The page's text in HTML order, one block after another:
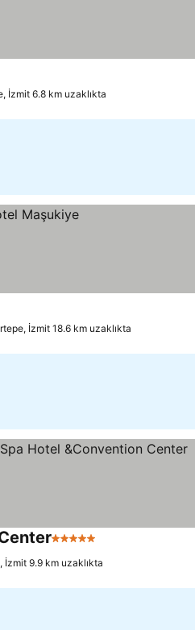
İzmit 6.8 km uzaklıkta
İzmit 18.6 km uzaklıkta
5 Yıldız
İzmit 9.9 km uzaklıkta